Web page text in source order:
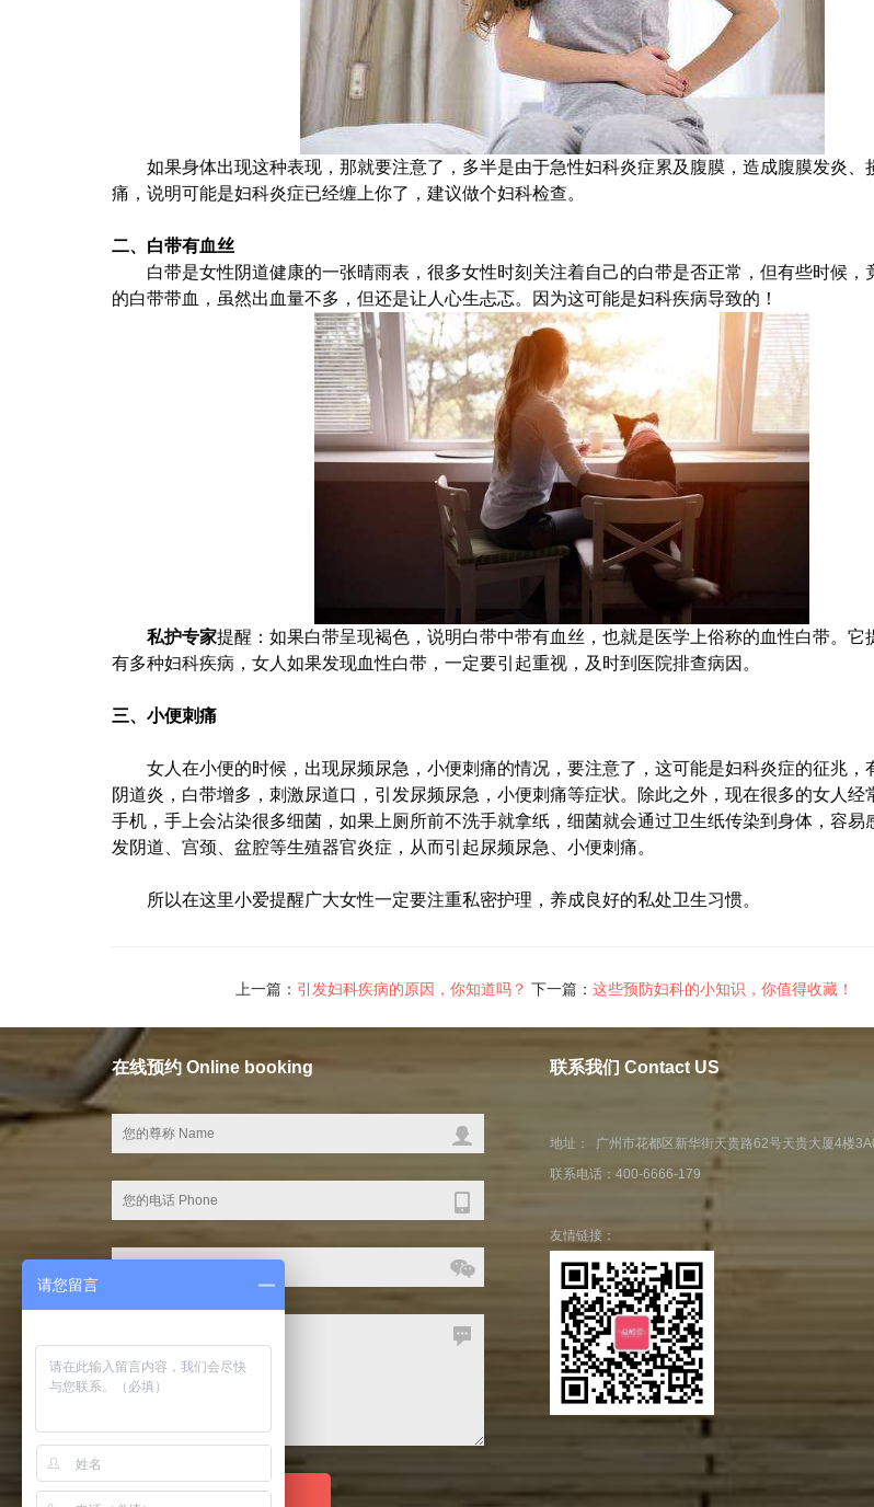
如果身体出现这种表现，那就要注意了，多半是由于急性妇科炎症累及腹膜，造成腹膜发炎、
痛，说明可能是妇科炎症已经缠上你了，建议做个妇科检查。
二、 白带有血丝
白带是女性阴道健康的一张晴雨表，很多女性时刻关注着自己的白带是否正常，但有些时候，
的白带带血，虽然出血量不多，但还是让人心生忐忑。因为这可能是妇科疾病导致的！
私护专家提醒：如果白带呈现褐色，说明白带中带有血丝，也就是医学上俗称的血性白带。它
有多种妇科疾病，女人如果发现血性白带，一定要引起重视，及时到医院排查病因。
三、 小便刺痛
女人在小便的时候，出现尿频尿急，小便刺痛的情况，要注意了，这可能是妇科炎症的征兆，
阴道炎，白带增多，刺激尿道口，引发尿频尿急，小便刺痛等症状。除此之外，现在很多的女人经
手机，手上会沾染很多细菌，如果上厕所前不洗手就拿纸，细菌就会通过卫生纸传染到身体，容易
发阴道、宫颈、盆腔等生殖器官炎症，从而引起尿频尿急、小便刺痛。
所以在这里小爱提醒广大女性一定要注重私密护理，养成良好的私处卫生习惯。
上一篇： 引发妇科疾病的原因，你知道吗？ 下一篇： 这些预防妇科的小知识，你值得收藏！
在线预约 Online booking 联系我们 Contact US
地址： 广州市花都区新华街天贵路62号天贵大厦4楼
联系电话：400-6666-179
友情链接：
请您留言